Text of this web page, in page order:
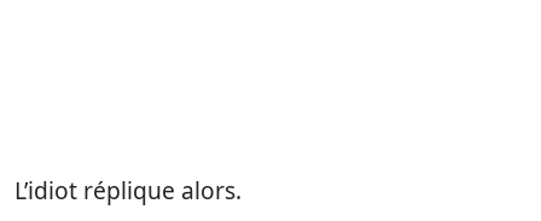
L’idiot réplique alors.